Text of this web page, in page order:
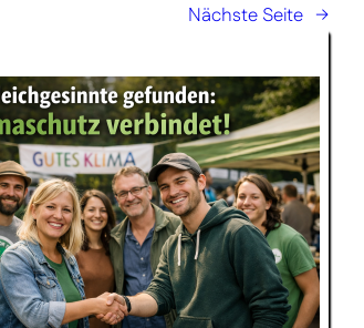
Nächste Seite →